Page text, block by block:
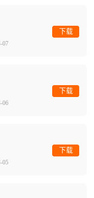
07
下载
06
下载
05
下载